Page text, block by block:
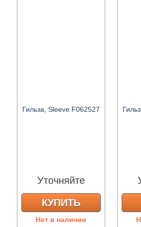
Гильза, Sleeve F062527
Уточняйте
КУПИТЬ
Нет в наличии